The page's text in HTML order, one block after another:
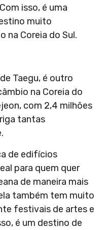
isso, é uma
muito
na Coreia do Sul.
Taegu, é outro
na Coreia do
com 2,4 milhões
tantas
de edifícios
para quem quer
de maneira mais
também tem muito
festivais de artes e
é um destino de